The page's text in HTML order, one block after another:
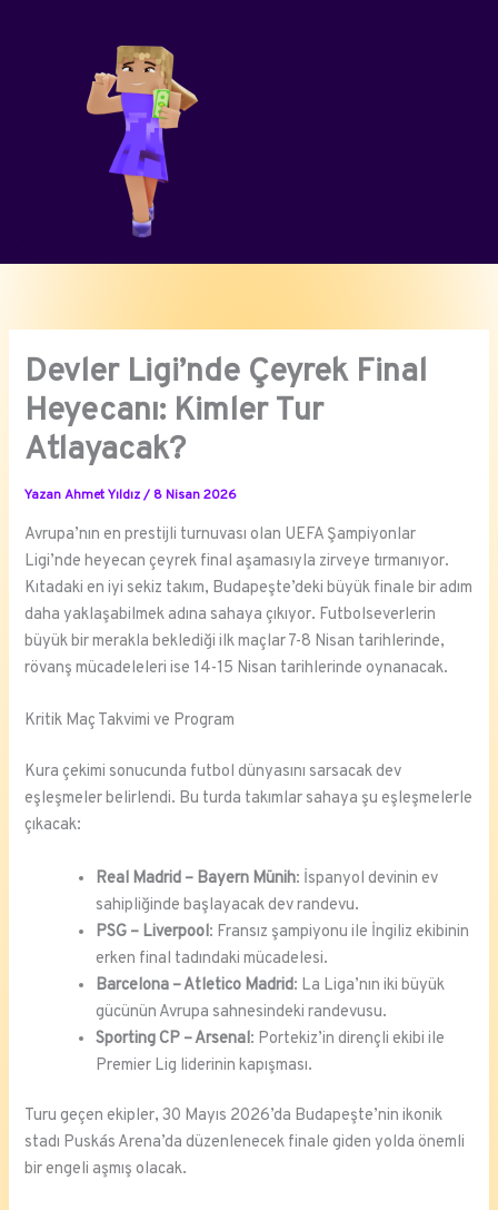
Devler Ligi’nde Çeyrek Final
Heyecanı: Kimler Tur
Atlayacak?
Yazan Ahmet Yıldız/ 8 Nisan 2026
Avrupa’nın en prestijli turnuvası olan UEFA Şampiyonlar
Ligi’nde heyecan çeyrek final aşamasıyla zirveye tırmanıyor.
Kıtadaki en iyi sekiz takım, Budapeşte’deki büyük finale bir adım
daha yaklaşabilmek adına sahaya çıkıyor. Futbolseverlerin
büyük bir merakla beklediği ilk maçlar 7-8 Nisan tarihlerinde,
rövanş mücadeleleri ise 14-15 Nisan tarihlerinde oynanacak.
Kritik Maç Takvimi ve Program
Kura çekimi sonucunda futbol dünyasını sarsacak dev
eşleşmeler belirlendi. Bu turda takımlar sahaya şu eşleşmelerle
çıkacak:
Real Madrid – Bayern Münih: İspanyol devinin ev
sahipliğinde başlayacak dev randevu.
PSG – Liverpool: Fransız şampiyonu ile İngiliz ekibinin
erken final tadındaki mücadelesi.
Barcelona – Atletico Madrid: La Liga’nın iki büyük
gücünün Avrupa sahnesindeki randevusu.
Sporting CP – Arsenal: Portekiz’in dirençli ekibi ile
Premier Lig liderinin kapışması.
Turu geçen ekipler, 30 Mayıs 2026’da Budapeşte’nin ikonik
stadı Puskás Arena’da düzenlenecek finale giden yolda önemli
bir engeli aşmış olacak.